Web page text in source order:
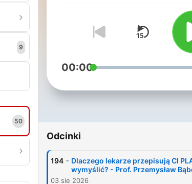
9
50
00:00
Odcinki
194 - Dlaczego lekarze przepisują CI
wymyślić? - Prof. Przemysław
03 sie 2026